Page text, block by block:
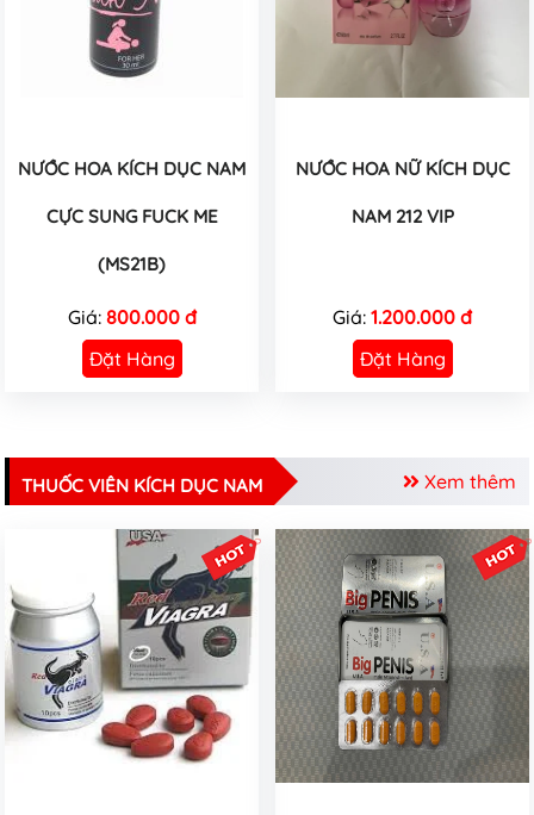
NƯỚC HOA KÍCH DỤC NAM
CỰC SUNG FUCK ME
(MS21B)
Giá: 800.000 đ
Đặt Hàng
NƯỚC HOA NỮ KÍCH DỤC
NAM 212 VIP
Giá: 1.200.000 đ
Đặt Hàng
Xem thêm
THUỐC VIÊN KÍCH DỤC NAM